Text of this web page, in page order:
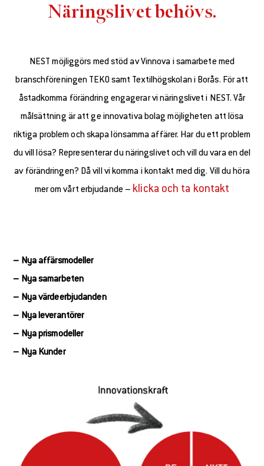
Näringslivet behövs.
NEST möjliggörs med stöd av Vinnova i samarbete med
branschföreningen TEKO samt Textilhögskolan i Borås. För att
åstadkomma förändring engagerar vi näringslivet i NEST. Vår
målsättning är att ge innovativa bolag möjligheten att lösa
riktiga problem och skapa lönsamma affärer. Har du ett problem
du vill lösa? Representerar du näringslivet och vill du vara en del
av förändringen? Då vill vi komma i kontakt med dig. Vill du höra
mer om vårt erbjudande – klicka och ta kontakt
– Nya affärsmodeller
– Nya samarbeten
– Nya värdeerbjudanden
– Nya leverantörer
– Nya prismodeller
– Nya Kunder